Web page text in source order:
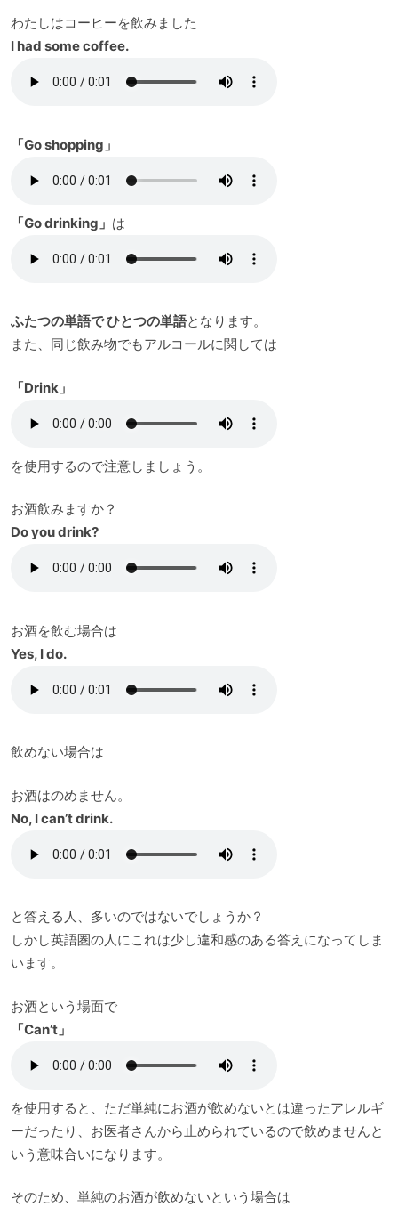
わたしはコーヒーを飲みました
I had some coffee.
「Go shopping」
「Go drinking」 は
ふたつの単語で ひとつの単語となります。
また、同じ飲み物でもアルコールに関しては
「Drink」
を使用するので注意しましょう。
お酒飲みますか？
Do you drink?
お酒を飲む場合は
Yes, I do.
飲めない場合は
お酒はのめません。
No, I can’t drink.
と答える人、多いのではないでしょうか？
しかし英語圏の人にこれは少し違和感のある答えになってしま
います。
お酒という場面で
「Can’t」
を使用すると、ただ単純にお酒が飲めないとは違ったアレルギ
ーだったり、お医者さんから止められているので飲めませんと
いう意味合いになります。
そのため、単純のお酒が飲めないという場合は